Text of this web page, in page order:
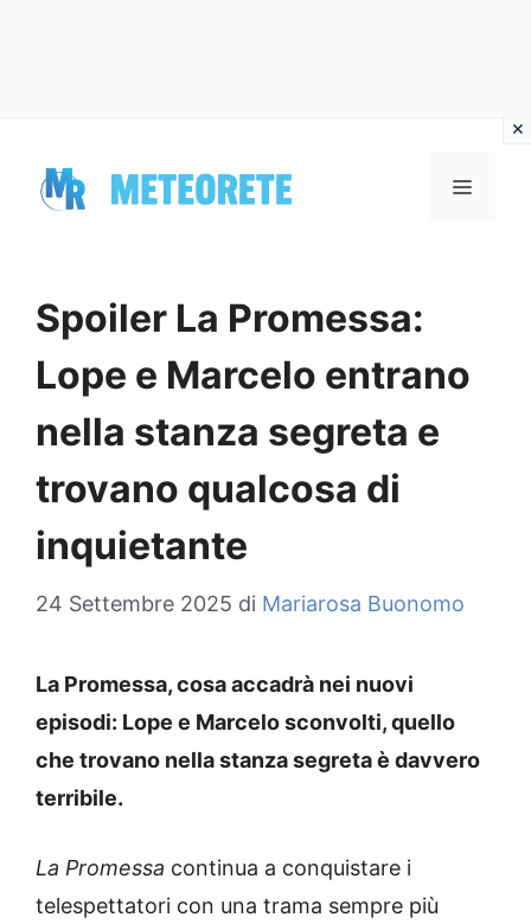
contenuto
MENU
Spoiler La Promessa:
Lope e Marcelo entrano
nella stanza segreta e
trovano qualcosa di
inquietante
24 Settembre 2025 di Mariarosa Buonomo
La Promessa, cosa accadrà nei nuovi
episodi: Lope e Marcelo sconvolti, quello
che trovano nella stanza segreta è davvero
terribile.
La Promessa continua a conquistare i
telespettatori con una trama sempre più